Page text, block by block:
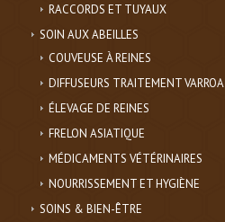
RACCORDS ET TUYAUX
SOIN AUX ABEILLES
COUVEUSE À REINES
DIFFUSEURS TRAITEMENT VARROA
ÉLEVAGE DE REINES
FRELON ASIATIQUE
MÉDICAMENTS VÉTÉRINAIRES
NOURRISSEMENT ET HYGIÈNE
SOINS & BIEN-ÊTRE